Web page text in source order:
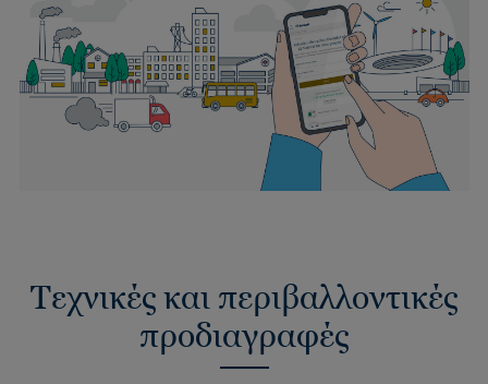
Τεχνικές και περιβαλλοντικές
προδιαγραφές